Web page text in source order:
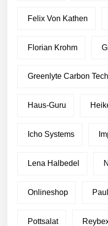
Felix Von Kathen
Florian Krohm
Greenlyte Carbon
Haus-Guru
Icho Systems
Lena Halbedel
Onlineshop
Pottsalat